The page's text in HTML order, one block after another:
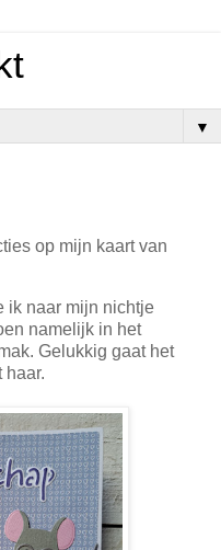
▼
op mijn kaart van
ik naar mijn nichtje
namelijk in het
Gelukkig gaat het
haar.